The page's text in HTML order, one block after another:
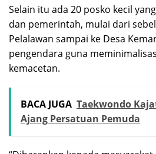
Selain itu ada 20 posko kecil
dan pemerintah, mulai dari
Pelalawan sampai ke Desa
pengendara guna
kemacetan.
BACA JUGA Taekwondo
Ajang Persatuan Pemuda